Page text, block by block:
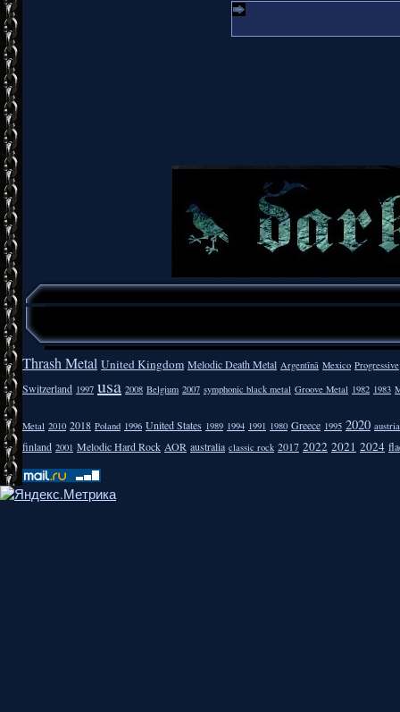
Thrash Metal United Kingdom Melodic Death Metal Argentīnā Mexico Progressive
Switzerland 1997 usa 2008 Belgium 2007 symphonic black metal Groove Metal 1982 1983
Metal 2010 2018 Poland 1996 United States 1989 1994 1991 1980 Greece 1995 2020 austria
finland 2001 Melodic Hard Rock AOR australia classic rock 2017 2022 2021 2024